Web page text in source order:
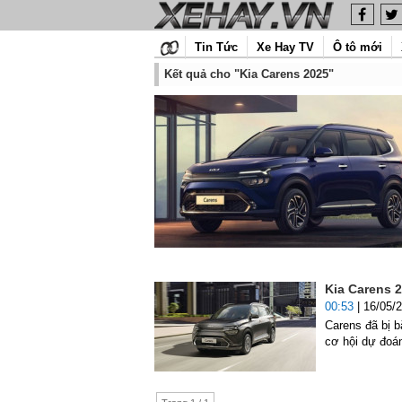
Tin Tức Xe Hay TV Ô tô mới
Kết quả cho "Kia Carens 2025"
Kia Carens
00:53 | 16/05/
Carens đã bị
cơ hội dự